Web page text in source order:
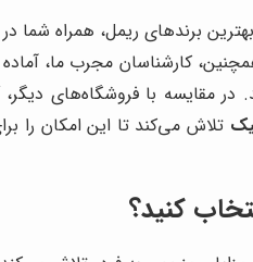
بهترین برندهای ریمل، همراه
کارشناسان مجرب ما،
مقایسه با فروشگاه‌های دیگر،
تلاش می‌کند تا این امکان را
کنید؟